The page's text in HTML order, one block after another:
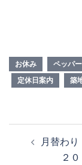
お休み ペッパ
定休日案内
築
月替わ
２